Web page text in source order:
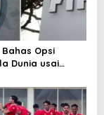
Bahas Opsi
Dunia usai